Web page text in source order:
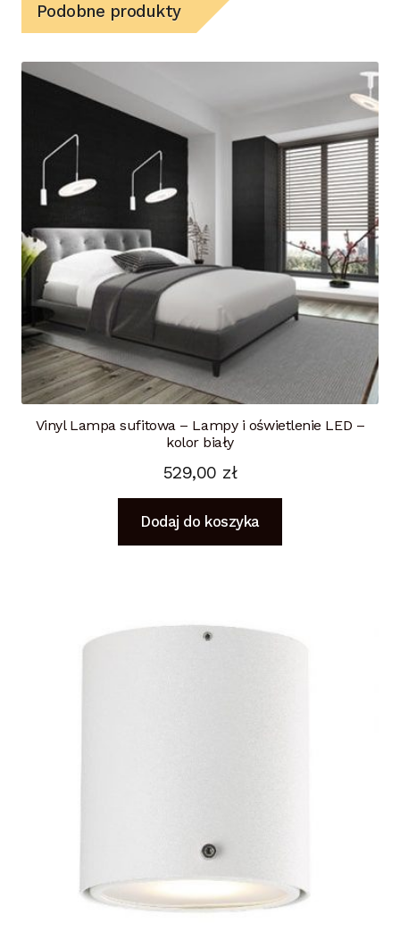
Podobne produkty
Vinyl Lampa sufitowa – Lampy i oświetlenie LED –
kolor biały
529,00 zł
Dodaj do koszyka